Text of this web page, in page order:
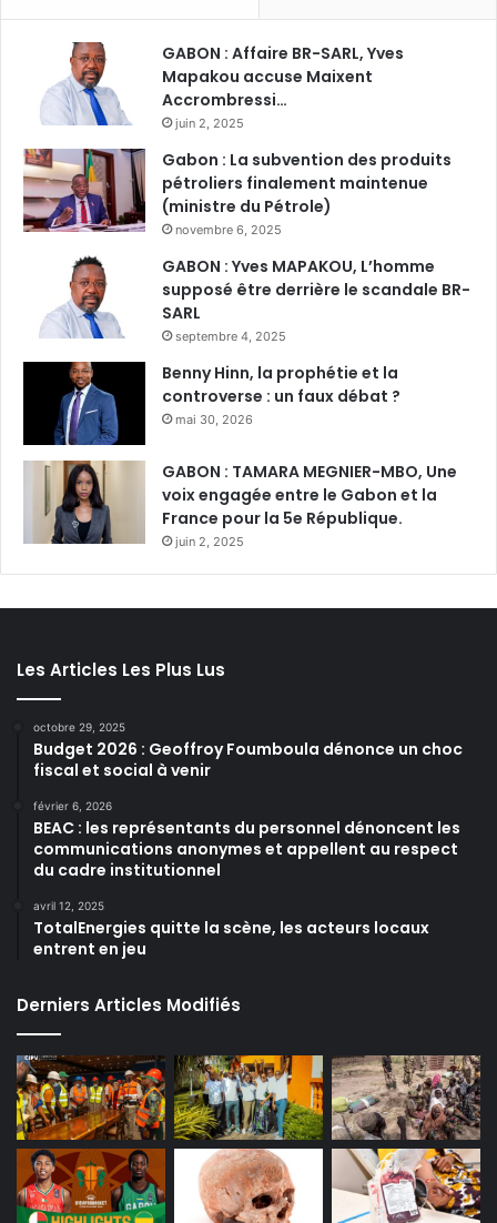
GABON : Affaire BR-SARL, Yves
Mapakou accuse Maixent
Accrombressi…
juin 2, 2025
Gabon : La subvention des produits
pétroliers finalement maintenue
(ministre du Pétrole)
novembre 6, 2025
GABON : Yves MAPAKOU, L’homme
supposé être derrière le scandale BR-
SARL
septembre 4, 2025
Benny Hinn, la prophétie et la
controverse : un faux débat ?
mai 30, 2026
GABON : TAMARA MEGNIER-MBO, Une
voix engagée entre le Gabon et la
France pour la 5e République.
juin 2, 2025
Les Articles Les Plus Lus
octobre 29, 2025
Budget 2026 : Geoffroy Foumboula dénonce un choc
fiscal et social à venir
février 6, 2026
BEAC : les représentants du personnel dénoncent les
communications anonymes et appellent au respect
du cadre institutionnel
avril 12, 2025
TotalEnergies quitte la scène, les acteurs locaux
entrent en jeu
Derniers Articles Modifiés